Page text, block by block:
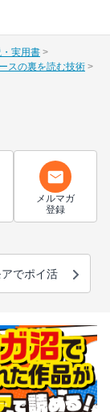
実用書
スの裏を読む技術
メルマガ
登録
でポイ活